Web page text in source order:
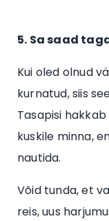
5. Sa saad
Kui oled olnud
kurnatud, siis
Tasapisi
kuskile minna,
nautida.
Võid tunda, et
reis, uus